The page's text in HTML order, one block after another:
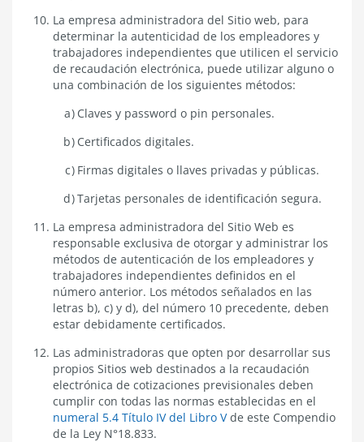
La empresa administradora del Sitio web, para
determinar la autenticidad de los empleadores y
trabajadores independientes que utilicen el servicio
de recaudación electrónica, puede utilizar alguno o
una combinación de los siguientes métodos:
Claves y password o pin personales.
Certificados digitales.
Firmas digitales o llaves privadas y públicas.
Tarjetas personales de identificación segura.
La empresa administradora del Sitio Web es
responsable exclusiva de otorgar y administrar los
métodos de autenticación de los empleadores y
trabajadores independientes definidos en el
número anterior. Los métodos señalados en las
letras b), c) y d), del número 10 precedente, deben
estar debidamente certificados.
Las administradoras que opten por desarrollar sus
propios Sitios web destinados a la recaudación
electrónica de cotizaciones previsionales deben
cumplir con todas las normas establecidas en el
numeral 5.4 Título IV del Libro V de este Compendio
de la Ley N°18.833.